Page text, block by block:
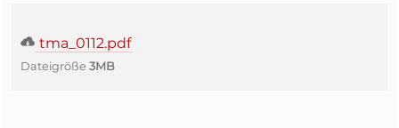
tma_0112.pdf
Dateigröße 3MB